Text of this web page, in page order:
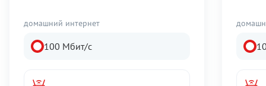
домашний интернет
100 Мбит/с